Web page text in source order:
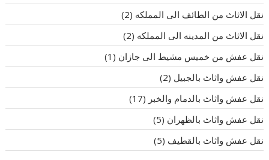
نقل الاثاث من الطائف الى المملكه (2)
نقل الاثاث من المدينه الى المملكه (2)
نقل عفش من خميس مشيط الى جازان (1)
نقل عفش واثاث بالجبيل (2)
نقل عفش واثاث بالدمام والخبر (17)
نقل عفش واثاث بالظهران (5)
نقل عفش واثاث بالقطيف (5)